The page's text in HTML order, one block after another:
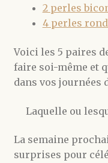
2 perles
4 perles
Voici les 5 paires
faire soi-même et
dans vos journées
Laquelle ou
La semaine
surprises pour